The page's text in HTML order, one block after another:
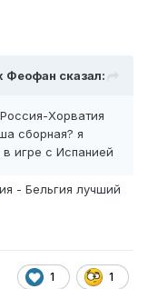
Феофан сказал:
Хорватия
сборная? я
игре с Испанией
- Бельгия лучший
1 1